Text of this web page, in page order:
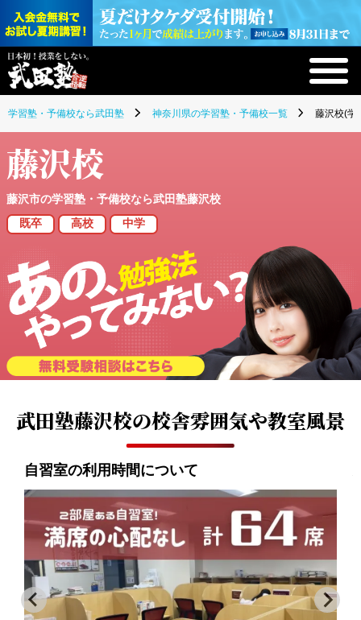
学習塾・予備校なら武田塾 神奈川県の学習塾・予備校一覧 藤沢校(学
藤沢校
藤沢市の学習塾・予備校なら武田塾藤沢校
既卒 高校 中学
武田塾藤沢校の校舎雰囲気や教室風景
自習室の利用時間について